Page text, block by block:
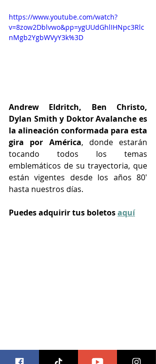
https://www.youtube.com/watch?
v=8zow2Dblvwo&pp=ygUUdGhlIHNpc3Rlc
nMgb2YgbWVyY3k%3D
Andrew Eldritch, Ben Christo,
Dylan Smith y Doktor Avalanche es
la alineación conformada para esta
gira por América, donde estarán
tocando todos los temas
emblemáticos de su trayectoria, que
están vigentes desde los años 80′
hasta nuestros días.
Puedes adquirir tus boletos aquí